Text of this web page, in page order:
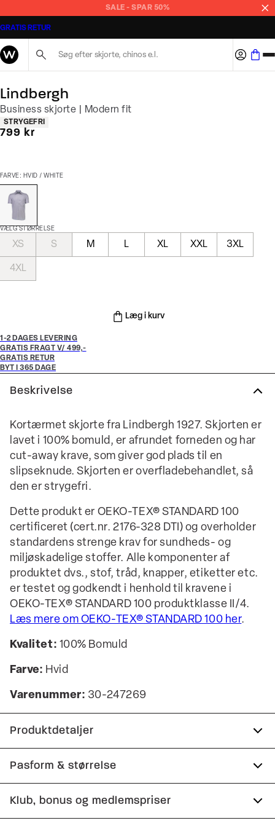
SALE - SPAR 50%
GRATIS RETUR
Lindbergh
Business skjorte | Modern fit
Produkt egenskaber
STRYGEFRI
I alt (inkl. rabat)
799 kr
FARVE: HVID / WHITE
VÆLG STØRRELSE
XS S M L XL XXL 3XL
4XL
Læg i kurv
1-2 DAGES LEVERING
GRATIS FRAGT V/ 499,-
GRATIS RETUR
BYT I 365 DAGE
Beskrivelse
Kortærmet skjorte fra Lindbergh 1927. Skjorten er
lavet i 100% bomuld, er afrundet forneden og har
cut-away krave, som giver god plads til en
slipseknude. Skjorten er overfladebehandlet, så
den er strygefri.
Dette produkt er OEKO-TEX® STANDARD 100
certificeret (cert.nr. 2176-328 DTI) og overholder
standardens strenge krav for sundheds- og
miljøskadelige stoffer. Alle komponenter af
produktet dvs., stof, tråd, knapper, etiketter etc.
er testet og godkendt i henhold til kravene i
OEKO-TEX® STANDARD 100 produktklasse II/4.
Læs mere om OEKO-TEX® STANDARD 100 her.
Kvalitet: 100% Bomuld
Farve: Hvid
Varenummer: 30-247269
Produktdetaljer
Certificeret med OEKO-TEX® STANDARD 100.
Fremstillet i 100% bomuld.
Skjorten har cut-away krave.
Pasform & størrelse
Fit:Modern fit
Klub, bonus og medlemspriser